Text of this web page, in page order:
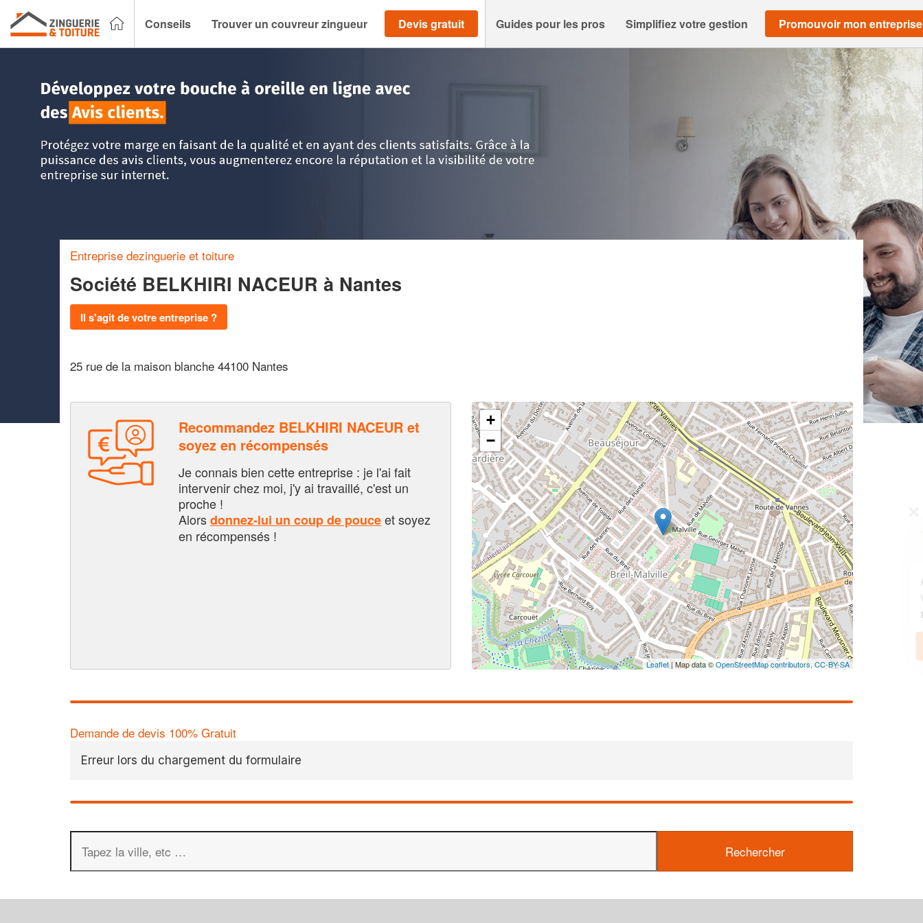
Conseils Trouver un couvreur zingueur Devis gratuit Guides pour les pros Simplifiez votre gestion Promouvoir mon entreprise
Entreprise dezinguerie et toiture
Société BELKHIRI NACEUR à Nantes
Il s'agit de votre entreprise ?
25 rue de la maison blanche 44100 Nantes
Recommandez BELKHIRI NACEUR et
soyez en récompensés
Je connais bien cette entreprise : je l'ai fait
intervenir chez moi, j'y ai travaillé, c'est un
proche !
Alorsdonnez-lui un coup de pouceet soyez
en récompensés !
+
−
Leaflet | Map data ©OpenStreetMap contributors,CC-BY-SA
Demande de devis 100% Gratuit
Erreur lors du chargement du formulaire
✕
Vous êtes un
professionnel ?
Augmentez votrechiffre d'affaires
vosmargestout en gagnant de
nouveaux clients!
En savoir plus